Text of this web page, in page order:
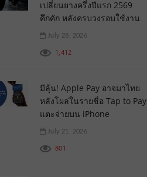
เปลี่ยนยางครึ่งปีแรก 2569
คึกคัก หลังครบวงรอบใช้งาน
July 28, 2026
1,412
มีลุ้น! Apple Pay อาจมาไทย
หลังโผล่ในรายชื่อ Tap to Pay
แตะจ่ายบน iPhone
July 21, 2026
801